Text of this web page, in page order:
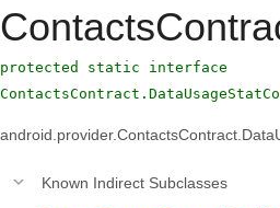
protected static interface
Known Indirect Subclasses